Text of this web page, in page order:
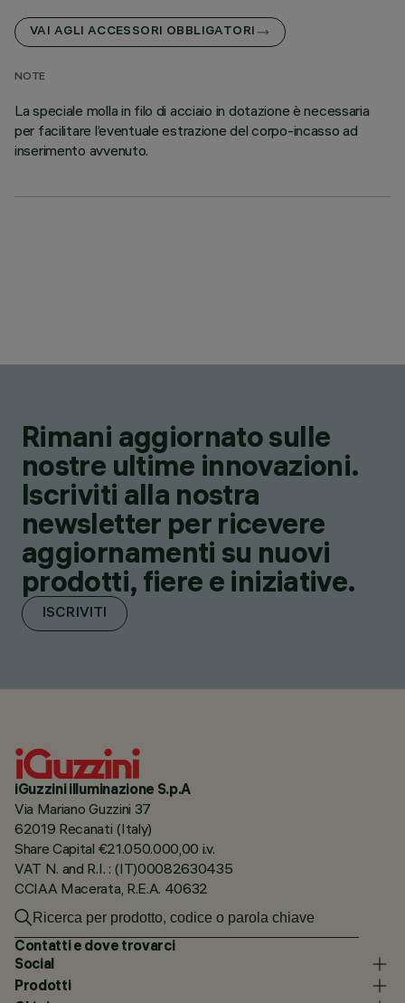
VAI AGLI ACCESSORI OBBLIGATORI
NOTE
La speciale molla in filo di acciaio in dotazione è necessaria
per facilitare l’eventuale estrazione del corpo-incasso ad
inserimento avvenuto.
Rimani aggiornato sulle
nostre ultime innovazioni.
Iscriviti alla nostra
newsletter per ricevere
aggiornamenti su nuovi
prodotti, fiere e iniziative.
ISCRIVITI
iGuzzini illuminazione S.p.A
Via Mariano Guzzini 37
62019 Recanati (Italy)
Share Capital €21.050.000,00 i.v.
VAT N. and R.I. : (IT)00082630435
CCIAA Macerata, R.E.A. 40632
Contatti e dove trovarci
Social
Prodotti